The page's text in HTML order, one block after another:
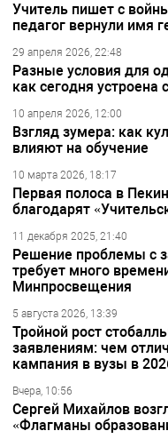
Учитель пишет с
педагог вернули имя
29 апреля 2026, 22:48
Разные условия для
как сегодня устроена
10 апреля 2026, 12:00
Взгляд зумера: как
влияют на обучение
10 марта 2026, 18:17
Первая полоса в
благодарят
11 декабря 2025, 21:40
Решение проблемы с
требует много
Минпросвещения
5 августа 2026, 13:39
Тройной рост
заявлениям: чем
кампания в вузы в
Вчера, 10:56
Сергей Михайлов
«Флагманы